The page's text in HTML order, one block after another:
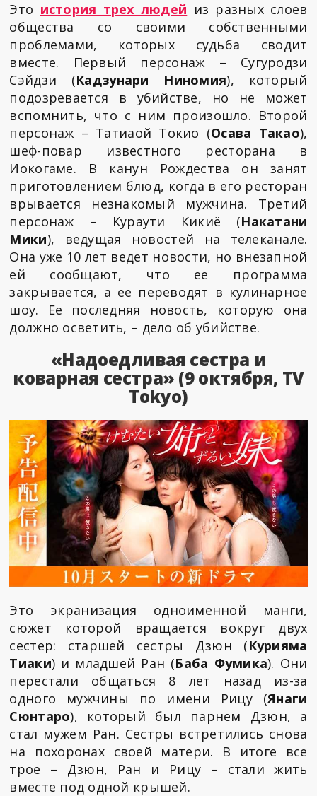
Это история трех людей из разных слоев
общества со своими собственными
проблемами, которых судьба сводит
вместе. Первый персонаж – Сугуродзи
Сэйдзи (Кадзунари Ниномия), который
подозревается в убийстве, но не может
вспомнить, что с ним произошло. Второй
персонаж – Татиаой Токио (Осава Такао),
шеф-повар известного ресторана в
Иокогаме. В канун Рождества он занят
приготовлением блюд, когда в его ресторан
врывается незнакомый мужчина. Третий
персонаж – Кураути Кикиё (Накатани
Мики), ведущая новостей на телеканале.
Она уже 10 лет ведет новости, но внезапной
ей сообщают, что ее программа
закрывается, а ее переводят в кулинарное
шоу. Ее последняя новость, которую она
должно осветить, – дело об убийстве.
«Надоедливая сестра и
коварная сестра» (9 октября, TV
Tokyo)
Это экранизация одноименной манги,
сюжет которой вращается вокруг двух
сестер: старшей сестры Дзюн (Курияма
Тиаки) и младшей Ран (Баба Фумика). Они
перестали общаться 8 лет назад из-за
одного мужчины по имени Рицу (Янаги
Сюнтаро), который был парнем Дзюн, а
стал мужем Ран. Сестры встретились снова
на похоронах своей матери. В итоге все
трое – Дзюн, Ран и Рицу – стали жить
вместе под одной крышей.